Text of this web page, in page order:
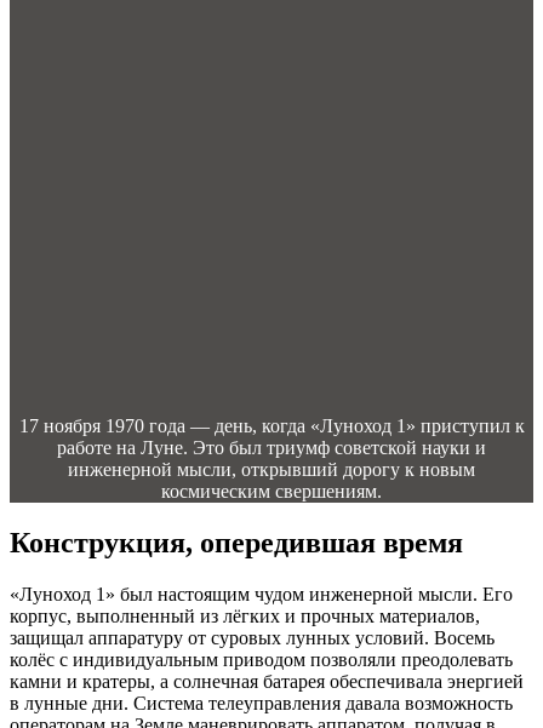
17 ноября 1970 года — день, когда «Луноход 1» приступил к
работе на Луне. Это был триумф советской науки и
инженерной мысли, открывший дорогу к новым
космическим свершениям.
Конструкция, опередившая время
«Луноход 1» был настоящим чудом инженерной мысли. Его
корпус, выполненный из лёгких и прочных материалов,
защищал аппаратуру от суровых лунных условий. Восемь
колёс с индивидуальным приводом позволяли преодолевать
камни и кратеры, а солнечная батарея обеспечивала энергией
в лунные дни. Система телеуправления давала возможность